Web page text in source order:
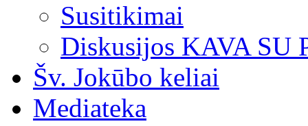
Susitikimai
Diskusijos KAVA SU
Šv. Jokūbo keliai
Mediateka